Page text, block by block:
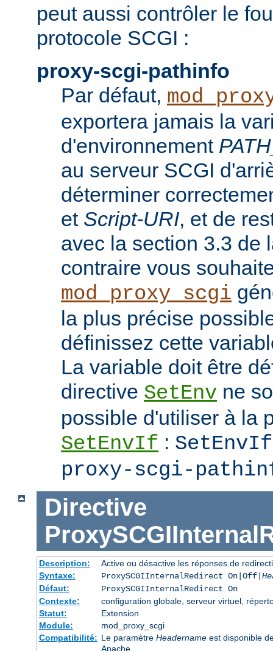
peut aussi contrôler le
protocole SCGI :
proxy-scgi-pathinfo
Par défaut,
exportera jamais la
d'environnement
au serveur SCGI
déterminer
et Script-URI, et de
avec la section 3.3 de
contraire vous
mod_proxy_scgi
la plus précise
définissez cette
La variable doit être
directive SetEnv ne
possible d'utiliser à la
SetEnvIf :
proxy-scgi-
Directive
Description:
Active ou désactive les réponses de
Syntaxe:
ProxySCGIInternalRedirect On|Off|
Défaut:
ProxySCGIInternalRedirect On
Contexte:
configuration globale, serveur virtuel,
Statut:
Extension
Module:
mod_proxy_scgi
Compatibilité: Le paramètre Headernameest disponible
Apache.